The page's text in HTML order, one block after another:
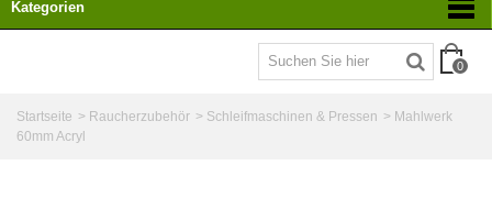
Kategorien
0
Startseite > Raucherzubehör > Schleifmaschinen & Pressen > Mahlwerk
60mm Acryl